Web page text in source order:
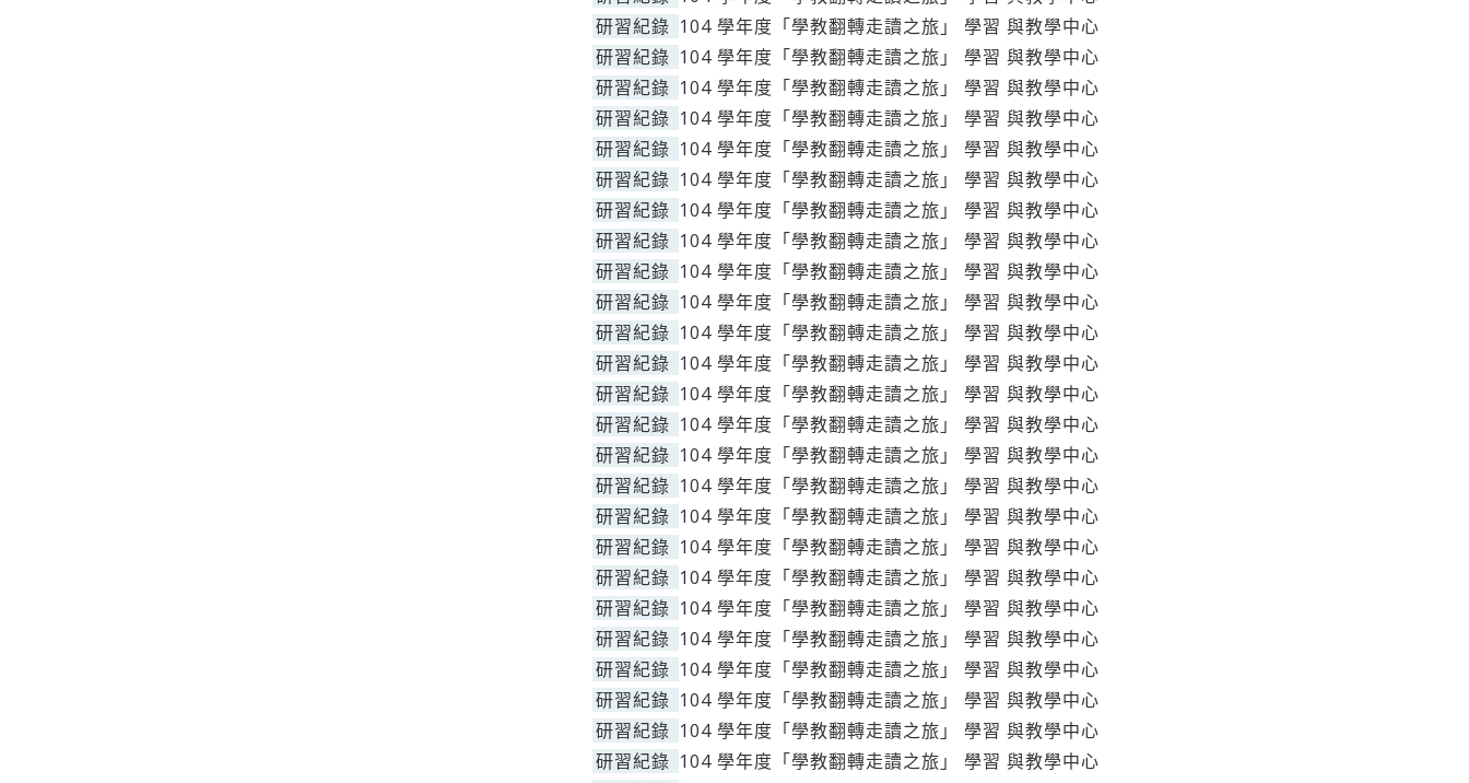
研習紀錄 104 學年度「學教翻轉走讀之旅」 學習 與教學中心
研習紀錄 104 學年度「學教翻轉走讀之旅」 學習 與教學中心
研習紀錄 104 學年度「學教翻轉走讀之旅」 學習 與教學中心
研習紀錄 104 學年度「學教翻轉走讀之旅」 學習 與教學中心
研習紀錄 104 學年度「學教翻轉走讀之旅」 學習 與教學中心
研習紀錄 104 學年度「學教翻轉走讀之旅」 學習 與教學中心
研習紀錄 104 學年度「學教翻轉走讀之旅」 學習 與教學中心
研習紀錄 104 學年度「學教翻轉走讀之旅」 學習 與教學中心
研習紀錄 104 學年度「學教翻轉走讀之旅」 學習 與教學中心
研習紀錄 104 學年度「學教翻轉走讀之旅」 學習 與教學中心
研習紀錄 104 學年度「學教翻轉走讀之旅」 學習 與教學中心
研習紀錄 104 學年度「學教翻轉走讀之旅」 學習 與教學中心
研習紀錄 104 學年度「學教翻轉走讀之旅」 學習 與教學中心
研習紀錄 104 學年度「學教翻轉走讀之旅」 學習 與教學中心
研習紀錄 104 學年度「學教翻轉走讀之旅」 學習 與教學中心
研習紀錄 104 學年度「學教翻轉走讀之旅」 學習 與教學中心
研習紀錄 104 學年度「學教翻轉走讀之旅」 學習 與教學中心
研習紀錄 104 學年度「學教翻轉走讀之旅」 學習 與教學中心
研習紀錄 104 學年度「學教翻轉走讀之旅」 學習 與教學中心
研習紀錄 104 學年度「學教翻轉走讀之旅」 學習 與教學中心
研習紀錄 104 學年度「學教翻轉走讀之旅」 學習 與教學中心
研習紀錄 104 學年度「學教翻轉走讀之旅」 學習 與教學中心
研習紀錄 104 學年度「學教翻轉走讀之旅」 學習 與教學中心
研習紀錄 104 學年度「學教翻轉走讀之旅」 學習 與教學中心
研習紀錄 104 學年度「學教翻轉走讀之旅」 學習 與教學中心